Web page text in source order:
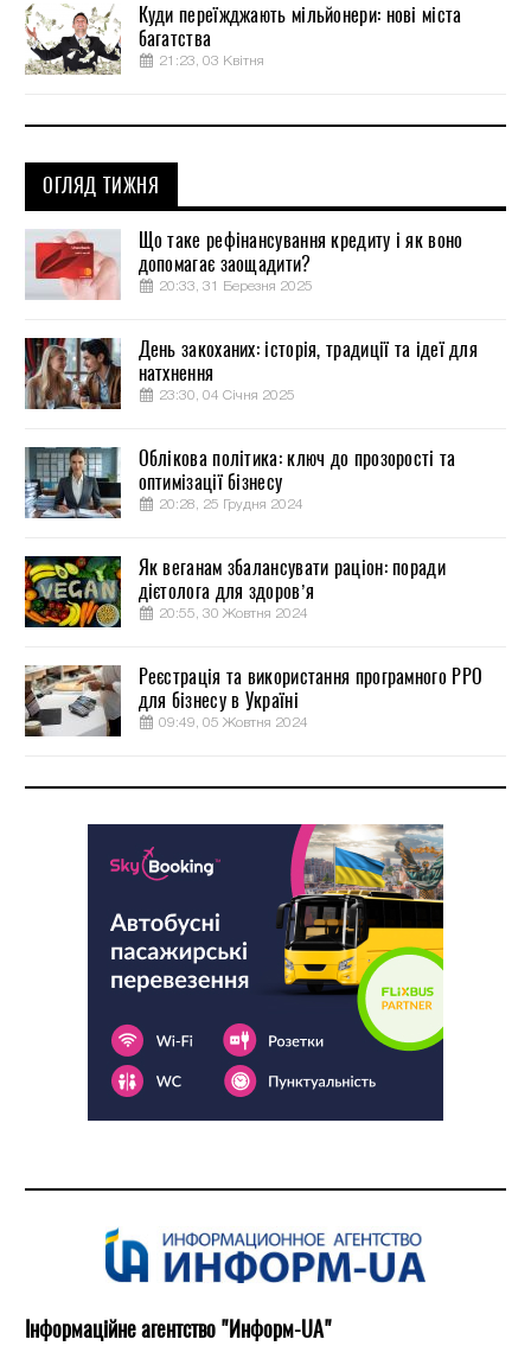
Куди переїжджають мільйонери: нові міста
багатства
21:23, 03 Квітня
ОГЛЯД ТИЖНЯ
Що таке рефінансування кредиту і як воно
допомагає заощадити?
20:33, 31 Березня 2025
День закоханих: історія, традиції та ідеї для
натхнення
23:30, 04 Січня 2025
Облікова політика: ключ до прозорості та
оптимізації бізнесу
20:28, 25 Грудня 2024
Як веганам збалансувати раціон: поради
дієтолога для здоров’я
20:55, 30 Жовтня 2024
Реєстрація та використання програмного РРО
для бізнесу в Україні
09:49, 05 Жовтня 2024
Інформаційне агентство "Информ-UA"